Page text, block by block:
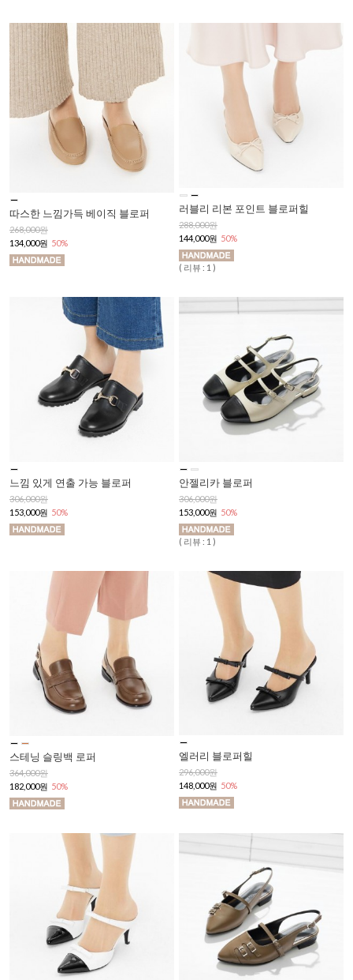
따스한 느낌가득 베이직 블로퍼
268,000원
134,000원 50%
러블리 리본 포인트 블로퍼힐
288,000원
144,000원 50%
( 리뷰 : 1 )
느낌 있게 연출 가능 블로퍼
306,000원
153,000원 50%
안젤리카 블로퍼
306,000원
153,000원 50%
( 리뷰 : 1 )
스테닝 슬링백 로퍼
364,000원
182,000원 50%
엘러리 블로퍼힐
296,000원
148,000원 50%